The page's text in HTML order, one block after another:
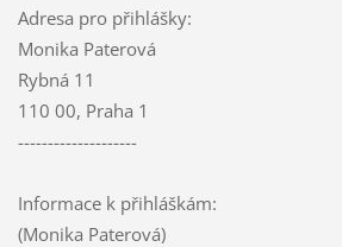
Adresa pro přihlášky:
Monika Paterová
Rybná 11
110 00, Praha 1
--------------------
Informace k přihláškám:
(Monika Paterová)